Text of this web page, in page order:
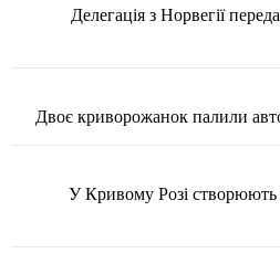
Делегація з Норвегії
Двоє криворожанок палили
У Кривому Розі